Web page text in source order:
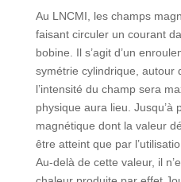
Au LNCMI, les champs
faisant circuler un courant
bobine. Il s’agit d’un
symétrie cylindrique, autour
l’intensité du champ sera
physique aura lieu. Jusqu’à
magnétique dont la valeur
être atteint que par
Au-delà de cette valeur, il